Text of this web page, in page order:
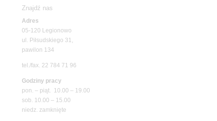
Znajdź nas
Adres
05-120 Legionowo
ul. Piłsudskiego 31,
pawilon 134
tel./fax. 22 784 71 96
Godziny pracy
pon. – piąt. 10.00 – 19.00
sob. 10.00 – 15.00
niedz. zamknięte